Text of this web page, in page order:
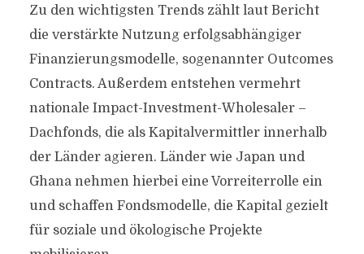
Zu den wichtigsten Trends zählt laut Bericht
die verstärkte Nutzung erfolgsabhängiger
Finanzierungsmodelle, sogenannter Outcomes
Contracts. Außerdem entstehen vermehrt
nationale Impact-Investment-Wholesaler –
Dachfonds, die als Kapitalvermittler innerhalb
der Länder agieren. Länder wie Japan und
Ghana nehmen hierbei eine Vorreiterrolle ein
und schaffen Fondsmodelle, die Kapital gezielt
für soziale und ökologische Projekte